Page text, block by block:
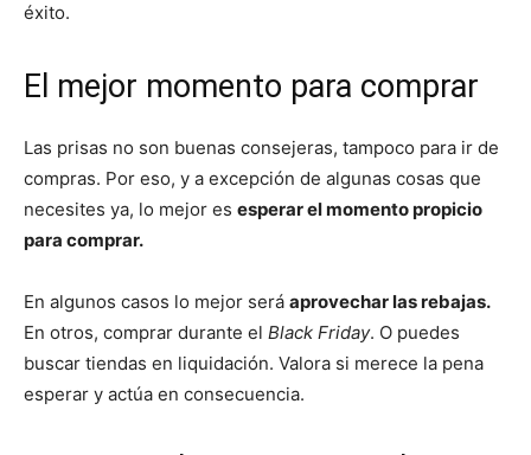
éxito.
El mejor momento para comprar
Las prisas no son buenas consejeras, tampoco para ir de
compras. Por eso, y a excepción de algunas cosas que
necesites ya, lo mejor es esperar el momento propicio
para comprar.
En algunos casos lo mejor será aprovechar las rebajas.
En otros, comprar durante el Black Friday. O puedes
buscar tiendas en liquidación. Valora si merece la pena
esperar y actúa en consecuencia.